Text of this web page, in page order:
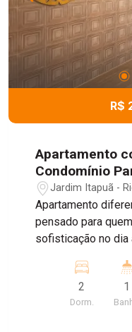
R$
Apartamento
Condomínio
48m² - Jardim
Jardim Itapuã -
Apartamento
pensado para
sofisticação no dia a dia. O imóvel
planejada com
dormitórios
vaga de garagem Um apartamento moderno,
2
Dorm.
1